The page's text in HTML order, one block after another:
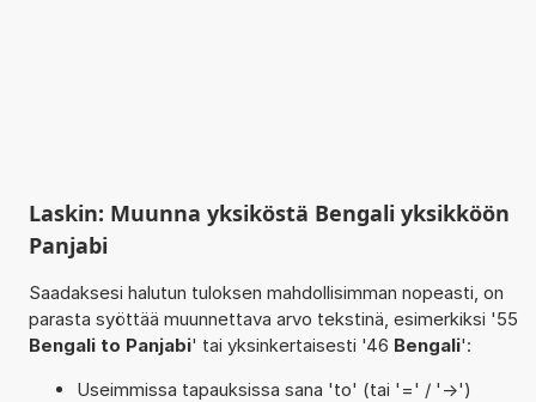
Laskin: Muunna yksiköstä Bengali yksikköön
Panjabi
Saadaksesi halutun tuloksen mahdollisimman nopeasti, on
parasta syöttää muunnettava arvo tekstinä, esimerkiksi '55
Bengali to Panjabi' tai yksinkertaisesti '46 Bengali':
Useimmissa tapauksissa sana 'to' (tai '=' / '->')